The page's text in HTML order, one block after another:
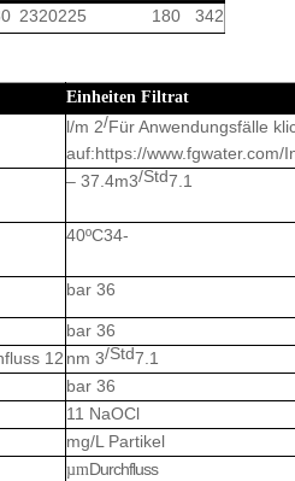
2320225 180 342
Einheiten Filtrat
l/m 2/Für Anwendungsfälle
auf:https://www.fgwater.com/
– 37.4m3/Std7.1
40ºC34-
bar 36
bar 36
12 nm 3/Std7.1
bar 36
11 NaOCl
mg/L Partikel
µmDurchfluss